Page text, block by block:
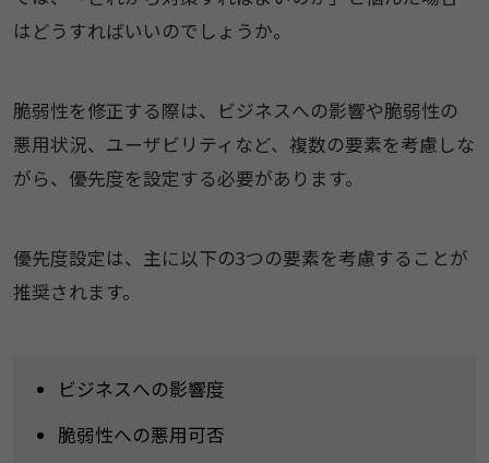
はどうすればいいのでしょうか。
脆弱性を修正する際は、ビジネスへの影響や脆弱性の
悪用状況、ユーザビリティなど、複数の要素を考慮しな
がら、優先度を設定する必要があります。
優先度設定は、主に以下の3つの要素を考慮することが
推奨されます。
ビジネスへの影響度
脆弱性への悪用可否